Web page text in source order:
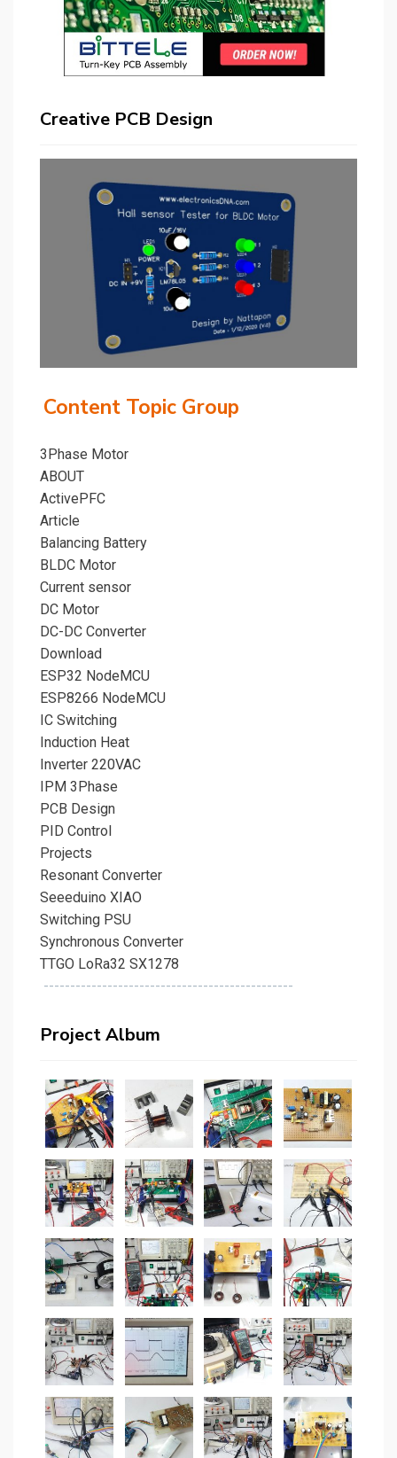
Creative PCB Design
Content Topic Group
3Phase Motor
ABOUT
ActivePFC
Article
Balancing Battery
BLDC Motor
Current sensor
DC Motor
DC-DC Converter
Download
ESP32 NodeMCU
ESP8266 NodeMCU
IC Switching
Induction Heat
Inverter 220VAC
IPM 3Phase
PCB Design
PID Control
Projects
Resonant Converter
Seeeduino XIAO
Switching PSU
Synchronous Converter
TTGO LoRa32 SX1278
-----------------------------------------------
Project Album